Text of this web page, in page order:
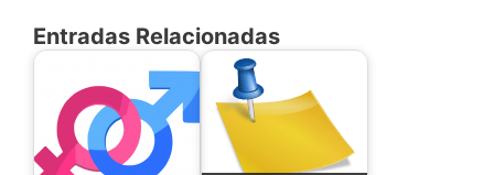
Entradas Relacionadas